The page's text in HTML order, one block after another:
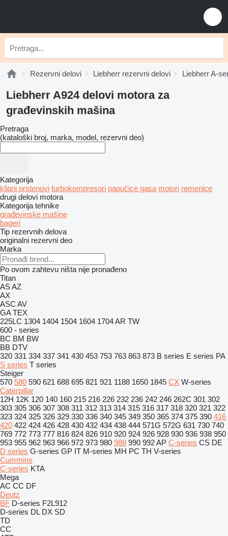
Rezervni delovi Liebherr rezervni delovi Liebherr A-
Liebherr A924 delovi motora za
građevinskih mašina
Pretraga
(kataloški broj, marka, model, rezervni deo)
Kategorija
klipni prstenovi turbokompresori papučice gasa motori remenice
drugi delovi motora
Kategorija tehnike
građevinske mašine
bageri
Tip rezervnih delova
originalni rezervni deo
Marka
Po ovom zahtevu ništa nije pronađeno
Titan
ASAZ
AX
ASC AV
GA TEX
225LC 1304 1404 1504 1604 1704AR TW
600 - series
BC BM BW
BB DTV
320 331 334 337 341 430 453 753 763 863 873 B series E series PA
S series T series
Steiger
570 580 590 621 688 695 821 921 1188 1650 1845 CX W-series
Caterpillar
12H 12K 120 140 160 215 216 226 232 236 242 246 262C 301 302
303 305 306 307 308 311 312 313 314 315 316 317 318 320 321 322
323 324 325 326 329 330 336 340 345 349 350 365 374 375 390 416
420 422 424 426 428 430 432 434 438 444 571G 572G 631 730 740
769 772 773 777 816 824 826 910 920 924 926 928 930 936 938 950
953 955 962 963 966 972 973 980 988 990 992AP C-series CS DE
D series G-series GP IT M-series MH PC TH V-series
Cummins
C-series KTA
Mega
AC CC DF
Deutz
BF D-series F2L912
D-series DL DX SD
TD
CC